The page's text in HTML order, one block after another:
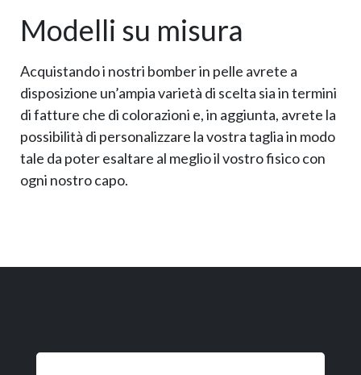
Modelli su misura
Acquistando i nostri bomber in pelle avrete a
disposizione un’ampia varietà di scelta sia in termini
di fatture che di colorazioni e, in aggiunta, avrete la
possibilità di personalizzare la vostra taglia in modo
tale da poter esaltare al meglio il vostro fisico con
ogni nostro capo.